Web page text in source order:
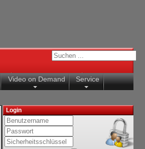
Video on Demand Service
Login